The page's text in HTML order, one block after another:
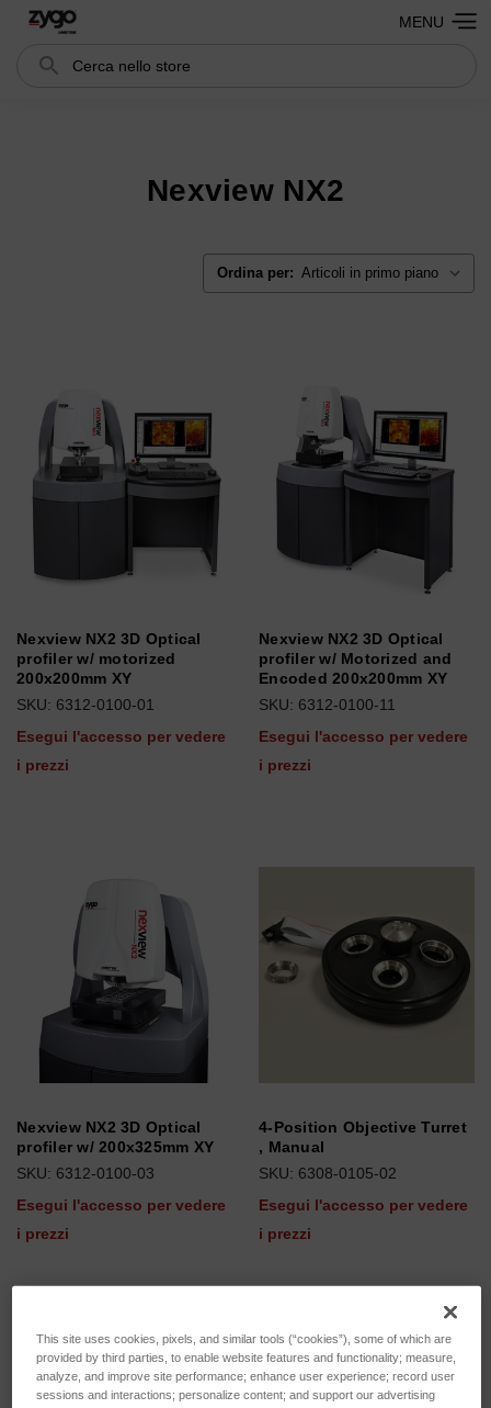
Cerca Search
MENU
Nexview NX2
Ordina per:
Nexview NX2 3D Optical
profiler w/ motorized
200x200mm XY
SKU: 6312-0100-01
Esegui l'accesso per vedere
i prezzi
Nexview NX2 3D Optical
profiler w/ Motorized and
Encoded 200x200mm XY
SKU: 6312-0100-11
Esegui l'accesso per vedere
i prezzi
Nexview NX2 3D Optical
profiler w/ 200x325mm XY
SKU: 6312-0100-03
Esegui l'accesso per vedere
i prezzi
4-Position Objective Turret
, Manual
SKU: 6308-0105-02
Esegui l'accesso per vedere
i prezzi
This site uses cookies, pixels, and similar tools (“cookies”), some of which are
provided by third parties, to enable website features and functionality; measure,
analyze, and improve site performance; enhance user experience; record user
sessions and interactions; personalize content; and support our advertising